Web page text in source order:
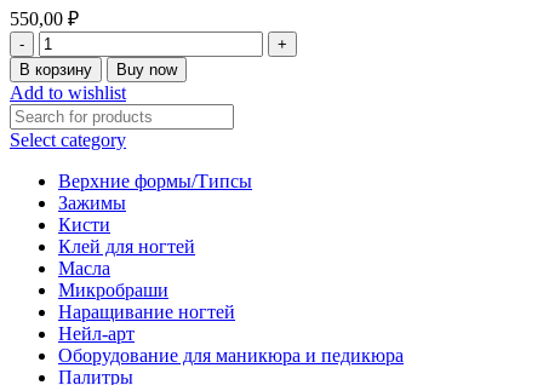
550,00 ₽
Количество
товара
Фреза
алмазная
для
аппаратного
маникюра
педикюра,
шар,
синяя
насечка,
3.1
мм
В корзину Buy now
Add to wishlist
Select category
Верхние формы/Типсы
Зажимы
Кисти
Клей для ногтей
Масла
Микробраши
Наращивание ногтей
Нейл-арт
Оборудование для маникюра и педикюра
Палитры